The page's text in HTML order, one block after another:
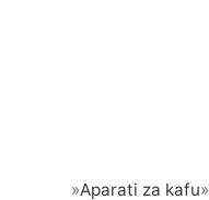
»Aparati za kafu»